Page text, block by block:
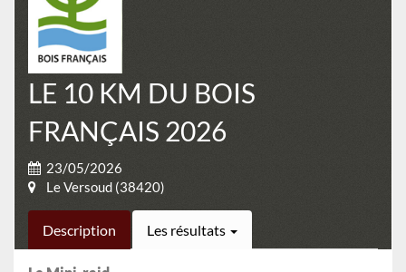
LE 10 KM DU BOIS
FRANÇAIS 2026
23/05/2026
Le Versoud (38420)
Description Les résultats